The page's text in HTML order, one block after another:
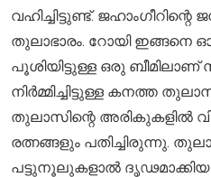
വഹിച്ചിട്ടുണ്ട്.
തുലാഭാരം. റോയി ഇങ്ങനെ
പൂശിയിട്ടുള്ള ഒരു
നിർമ്മിച്ചിട്ടുള്ള കനത്ത
തുലാസിന്റെ അരികുകളിൽ
രത്നങ്ങളും പതിച്ചിരുന്നു.
പട്ടുനൂലുകളാൽ